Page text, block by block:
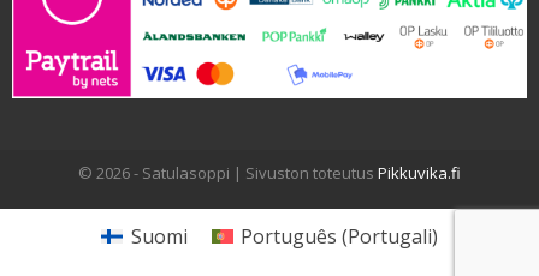
© 2026 - Satulasoppi | Sivuston toteutus Pikkuvika.fi
Suomi Português (Portugali)